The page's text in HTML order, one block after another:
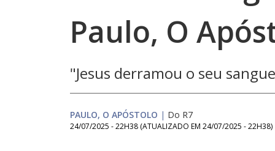
Paulo, O
"Jesus derramou o seu
PAULO, O APÓSTOLO | Do R7
24/07/2025 - 22H38 (ATUALIZADO EM 24/07/2025 - 22H38)